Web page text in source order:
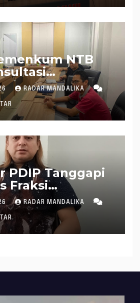
NTB
Kebutuhan
Perancang
Perundang-
RADAR MANDALIKA
PDIP Tanggapi
Fraksi
: WTP Bukan
Audit
BTT Rp
RADAR MANDALIKA